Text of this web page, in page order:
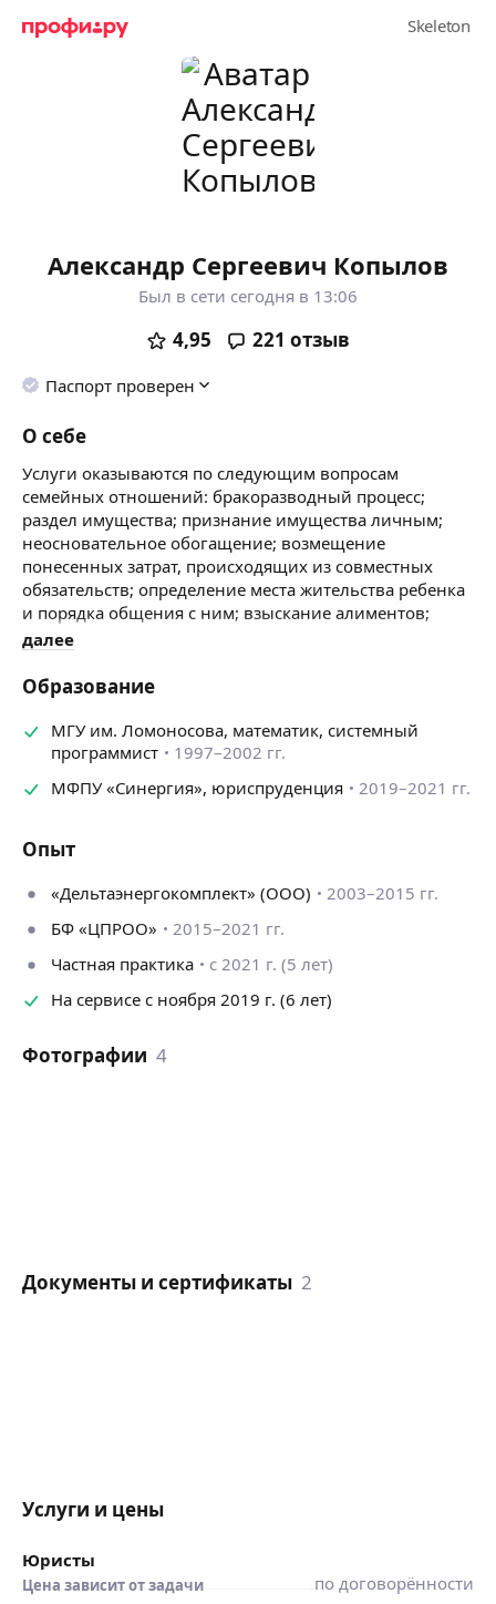
Александр Сергеевич Копылов
Был в сети сегодня в 13:06
4,95 221 отзыв
Паспорт проверен
О себе
Услуги оказываются по следующим вопросам
семейных отношений: бракоразводный процесс;
раздел имущества; признание имущества личным;
неосновательное обогащение; возмещение
понесенных затрат, происходящих из совместных
обязательств; определение места жительства ребенка
и порядка общения с ним; взыскание алиментов;
изменение размера взысканных алиментов;
Также оказываю услуги по наследственным вопросам
и спорам.
далее
Образование
МГУ им. Ломоносова, математик, системный
программист
1997–2002 гг.
МФПУ «Синергия», юриспруденция
2019–2021 гг.
Опыт
«Дельтаэнергокомплект» (ООО)
2003–2015 гг.
БФ «ЦПРОО»
2015–2021 гг.
Частная практика
с 2021 г. (5 лет)
На сервисе с ноября 2019 г. (6 лет)
Фотографии 4
Документы и сертификаты 2
Услуги и цены
Юристы
Цена зависит от задачи
по договорённости